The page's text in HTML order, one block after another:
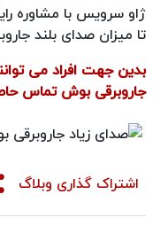
ژاو سرویس با مشاوره
تا میزان صدای بلند
بدین جهت افراد می
جاروبرقی بوش تماس
اشتراک گذاری وبلاگ